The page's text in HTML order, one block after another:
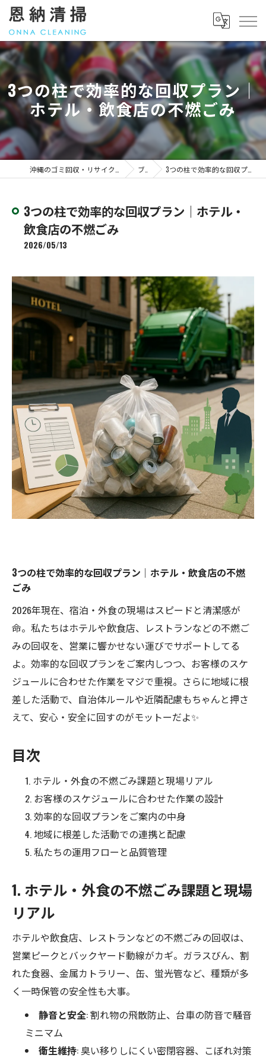
3つの柱で効率的な回収プラン｜
ホテル・飲食店の不燃ごみ
ブログ 3つの柱で効率的な回収プラン｜ホテル・飲食店の不燃ごみ
3つの柱で効率的な回収プラン｜ホテル・
飲食店の不燃ごみ
2026/05/13
3つの柱で効率的な回収プラン｜ホテル・飲食店の不燃
ごみ
2026年現在、宿泊・外食の現場はスピードと清潔感が
命。私たちはホテルや飲食店、レストランなどの不燃ご
みの回収を、営業に響かせない運びでサポートしてる
よ。効率的な回収プランをご案内しつつ、お客様のスケ
ジュールに合わせた作業をマジで重視。さらに地域に根
差した活動で、自治体ルールや近隣配慮もちゃんと押さ
えて、安心・安全に回すのがモットーだよ✨
目次
ホテル・外食の不燃ごみ課題と現場リアル
お客様のスケジュールに合わせた作業の設計
効率的な回収プランをご案内の中身
地域に根差した活動での連携と配慮
私たちの運用フローと品質管理
1. ホテル・外食の不燃ごみ課題と現場
リアル
ホテルや飲食店、レストランなどの不燃ごみの回収は、
営業ピークとバックヤード動線がカギ。ガラスびん、割
れた食器、金属カトラリー、缶、蛍光管など、種類が多
く一時保管の安全性も大事。
静音と安全: 割れ物の飛散防止、台車の防音で騒音
ミニマム
衛生維持: 臭い移りしにくい密閉容器、こぼれ対策